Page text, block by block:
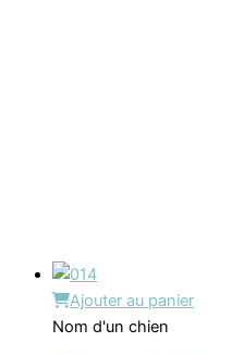
Ajouter au panier
Nom d'un chien